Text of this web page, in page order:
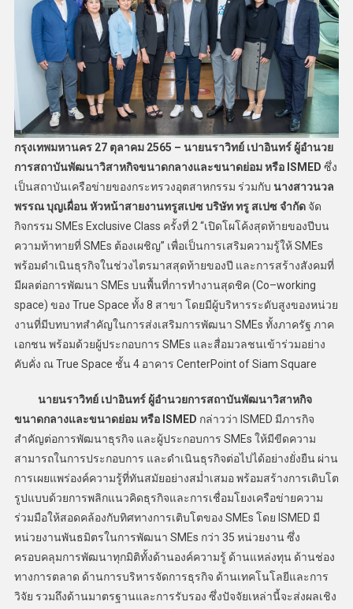
กรุงเทพมหานคร 27 ตุลาคม 2565 – นายนราวิทย์ เปาอินทร์ ผู้อำนวย
การสถาบันพัฒนาวิสาหกิจขนาดกลางและขนาดย่อม หรือ ISMED ซึ่ง
เป็นสถาบันเครือข่ายของกระทรวงอุตสาหกรรม ร่วมกับ นางสาวนวล
พรรณ บุญเผื่อน หัวหน้าสายงานทรูสเปซ บริษัท ทรู สเปซ จำกัดจัด
กิจกรรม SMEs Exclusive Class ครั้งที่ 2 “เปิดโผโค้งสุดท้ายของปีบน
ความท้าทายที่ SMEs ต้องเผชิญ” เพื่อเป็นการเสริมความรู้ให้ SMEs
พร้อมดำเนินธุรกิจในช่วงไตรมาสสุดท้ายของปี และการสร้างสังคมที่
มีผลต่อการพัฒนา SMEs บนพื้นที่การทำงานสุดชิค (Co–working
space) ของ True Space ทั้ง 8 สาขา โดยมีผู้บริหารระดับสูงของหน่วย
งานที่มีบทบาทสำคัญในการส่งเสริมการพัฒนา SMEs ทั้งภาครัฐ ภาค
เอกชน พร้อมด้วยผู้ประกอบการ SMEs และสื่อมวลชนเข้าร่วมอย่าง
คับคั่ง ณ True Space ชั้น 4 อาคาร CenterPoint of Siam Square
นายนราวิทย์ เปาอินทร์ ผู้อำนวยการสถาบันพัฒนาวิสาหกิจ
ขนาดกลางและขนาดย่อม หรือ ISMED กล่าวว่า ISMED มีภารกิจ
สำคัญต่อการพัฒนาธุรกิจ และผู้ประกอบการ SMEs ให้มีขีดความ
สามารถในการประกอบการ และดำเนินธุรกิจต่อไปได้อย่างยั่งยืน ผ่าน
การเผยแพร่องค์ความรู้ที่ทันสมัยอย่างสม่ำเสมอ พร้อมสร้างการเติบโต
รูปแบบด้วยการพลิกแนวคิดธุรกิจและการเชื่อมโยงเครือข่ายความ
ร่วมมือให้สอดคล้องกับทิศทางการเติบโตของ SMEs โดย ISMED มี
หน่วยงานพันธมิตรในการพัฒนา SMEs กว่า 35 หน่วยงาน ซึ่ง
ครอบคลุมการพัฒนาทุกมิติทั้งด้านองค์ความรู้ ด้านแหล่งทุน ด้านช่อง
ทางการตลาด ด้านการบริหารจัดการธุรกิจ ด้านเทคโนโลยีและการ
วิจัย รวมถึงด้านมาตรฐานและการรับรอง ซึ่งปัจจัยเหล่านี้จะส่งผลเชิง